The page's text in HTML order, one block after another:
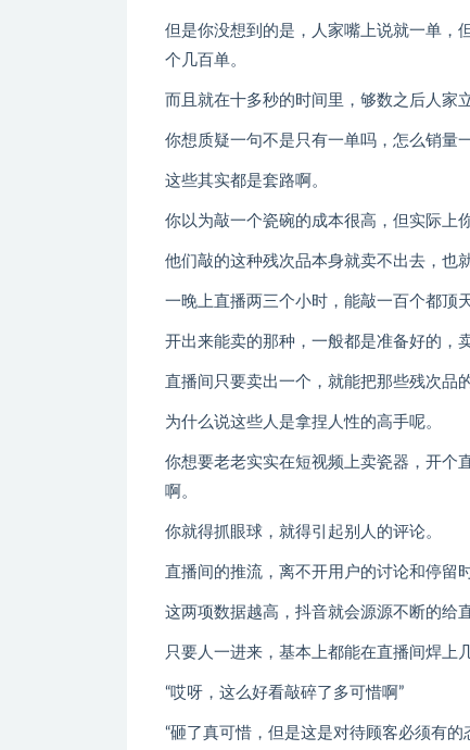
但是你没想到的是，人家嘴上说就一单，
个几百单。
而且就在十多秒的时间里，够数之后人家
你想质疑一句不是只有一单吗，怎么销量
这些其实都是套路啊。
你以为敲一个瓷碗的成本很高，但实际上
他们敲的这种残次品本身就卖不出去，也
一晚上直播两三个小时，能敲一百个都顶
开出来能卖的那种，一般都是准备好的，
直播间只要卖出一个，就能把那些残次品
为什么说这些人是拿捏人性的高手呢。
你想要老老实实在短视频上卖瓷器，开个
啊。
你就得抓眼球，就得引起别人的评论。
直播间的推流，离不开用户的讨论和停留时
这两项数据越高，抖音就会源源不断的给
只要人一进来，基本上都能在直播间焊上
“哎呀，这么好看敲碎了多可惜啊”
“砸了真可惜，但是这是对待顾客必须有的